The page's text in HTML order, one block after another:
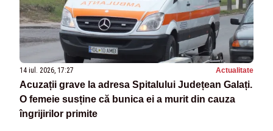
14 iul. 2026, 17:27 Actualitate
Acuzații grave la adresa Spitalului Județean Galați.
O femeie susține că bunica ei a murit din cauza
îngrijirilor primite